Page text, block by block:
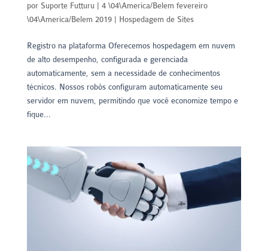
por Suporte Futturu | 4 \04\America/Belem fevereiro
\04\America/Belem 2019| Hospedagem de Sites
Registro na plataforma Oferecemos hospedagem em nuvem
de alto desempenho, configurada e gerenciada
automaticamente, sem a necessidade de conhecimentos
técnicos. Nossos robôs configuram automaticamente seu
servidor em nuvem, permitindo que você economize tempo e
fique...